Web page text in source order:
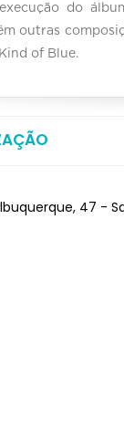
do
outras
of Blue.
47 -